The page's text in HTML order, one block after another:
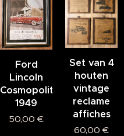
Ford
Lincoln
Cosmopolitan
1949
50,00 €
Set van 4
houten
vintage
reclame
affiches
60,00 €